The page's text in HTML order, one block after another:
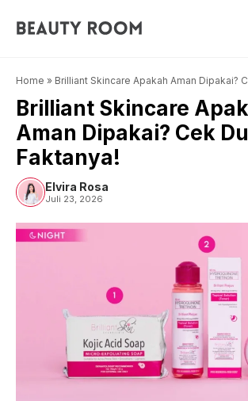
Home » Brilliant Skincare Apakah Aman Dipakai?
Brilliant Skincare
Aman Dipakai? Cek
Faktanya!
Elvira Rosa
Juli 23, 2026